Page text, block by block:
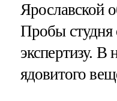
Ярославской
Пробы студня
экспертизу.
ядовитого